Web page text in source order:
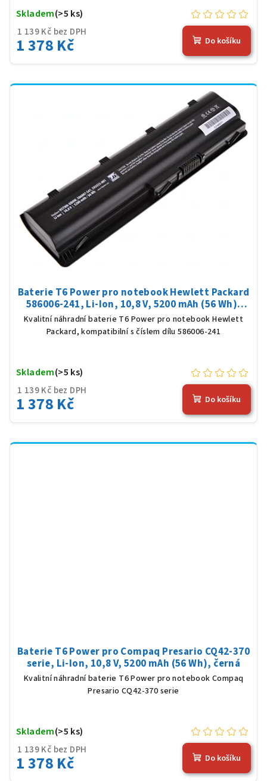
1 139 Kč bez DPH
1 378 Kč
Skladem(>5 ks)
Do košíku
Baterie T6 Power pro notebook Hewlett Packard
586006-241, Li-Ion, 10,8 V, 5200 mAh (56 Wh),
černá
Kvalitní náhradní baterie T6 Power pro notebook Hewlett
Packard, kompatibilní s číslem dílu 586006-241
1 139 Kč bez DPH
1 378 Kč
Skladem(>5 ks)
Do košíku
Baterie T6 Power pro Compaq Presario CQ42-370
serie, Li-Ion, 10,8 V, 5200 mAh (56 Wh), černá
Kvalitní náhradní baterie T6 Power pro notebook Compaq
Presario CQ42-370 serie
1 139 Kč bez DPH
1 378 Kč
Skladem(>5 ks)
Do košíku